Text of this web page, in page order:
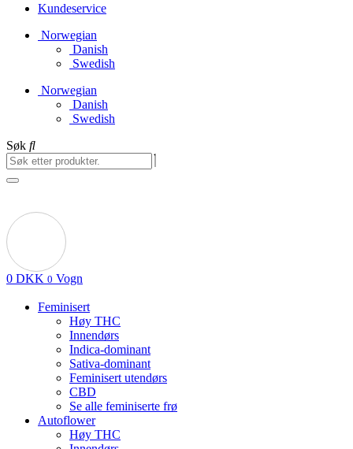
Kundeservice
Norwegian
Danish
Swedish
Norwegian
Danish
Swedish
Søk
0 DKK 0 Vogn
Feminisert
Høy THC
Innendørs
Indica-dominant
Sativa-dominant
Feminisert utendørs
CBD
Se alle feminiserte frø
Autoflower
Høy THC